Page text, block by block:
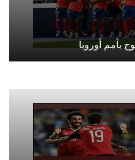
بأمم أوروبا